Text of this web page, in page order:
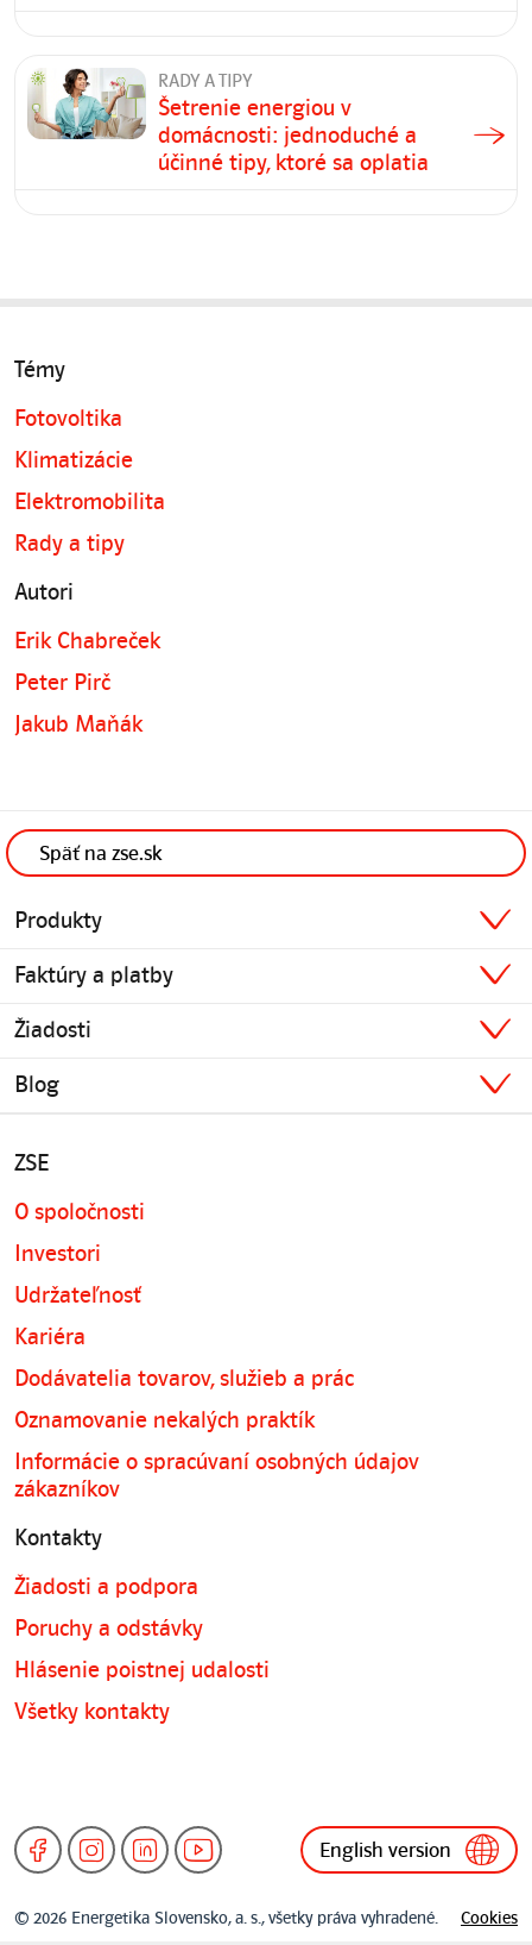
RADY A TIPY
Šetrenie energiou v
domácnosti: jednoduché a
účinné tipy, ktoré sa oplatia
Témy
Fotovoltika
Klimatizácie
Elektromobilita
Rady a tipy
Autori
Erik Chabreček
Peter Pirč
Jakub Maňák
Späť na zse.sk
Produkty
Faktúry a platby
Žiadosti
Blog
ZSE
O spoločnosti
Investori
Udržateľnosť
Kariéra
Dodávatelia tovarov, služieb a prác
Oznamovanie nekalých praktík
Informácie o spracúvaní osobných údajov
zákazníkov
Kontakty
Žiadosti a podpora
Poruchy a odstávky
Hlásenie poistnej udalosti
Všetky kontakty
English version
© 2026 Energetika Slovensko, a. s., všetky práva vyhradené. Cookies